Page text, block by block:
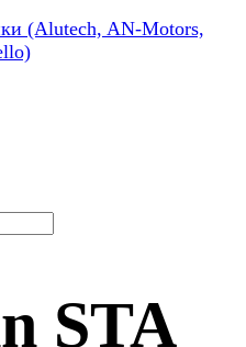
(Alutech, AN-Motors,
STA